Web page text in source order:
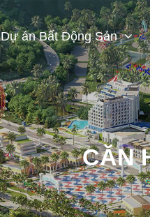
Dự án Bất Động Sản
CĂN